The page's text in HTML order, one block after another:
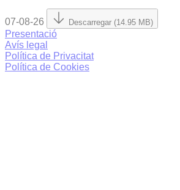
07-08-26 Descarregar (14.95 MB)
Presentació
Avís legal
Política de Privacitat
Política de Cookies